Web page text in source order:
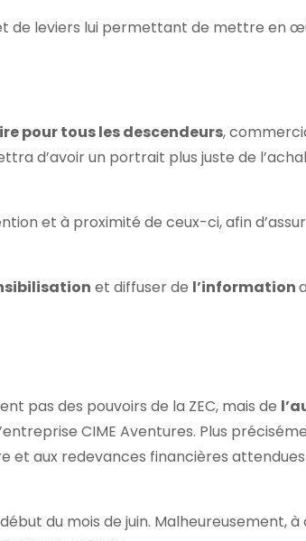
de leviers lui permettant de mettre en
pour tous les descendeurs,
d’avoir un portrait plus juste de
et à proximité de ceux-ci, afin
et diffuser de l’information
pas des pouvoirs de la ZEC, mais de
CIME Aventures. Plus
aux redevances financières
du mois de juin. Malheureusement,